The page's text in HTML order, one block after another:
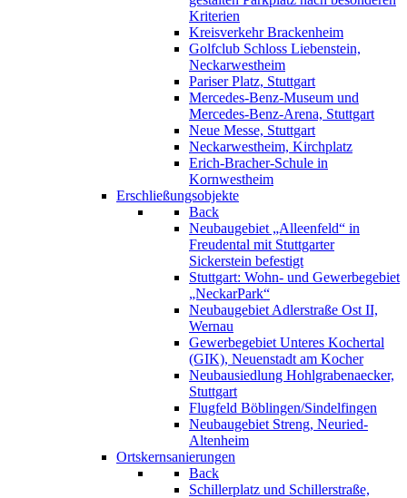
Kriterien
Kreisverkehr Brackenheim
Golfclub Schloss Liebenstein,
Neckarwestheim
Pariser Platz, Stuttgart
Mercedes-Benz-Museum und
Mercedes-Benz-Arena, Stuttgart
Neue Messe, Stuttgart
Neckarwestheim, Kirchplatz
Erich-Bracher-Schule in
Kornwestheim
Erschließungsobjekte
Back
Neubaugebiet „Alleenfeld“ in
Freudental mit Stuttgarter
Sickerstein befestigt
Stuttgart: Wohn- und Gewerbegebiet
„NeckarPark“
Neubaugebiet Adlerstraße Ost II,
Wernau
Gewerbegebiet Unteres Kochertal
(GIK), Neuenstadt am Kocher
Neubausiedlung Hohlgrabenaecker,
Stuttgart
Flugfeld Böblingen/Sindelfingen
Neubaugebiet Streng, Neuried-
Altenheim
Ortskernsanierungen
Back
Schillerplatz und Schillerstraße,